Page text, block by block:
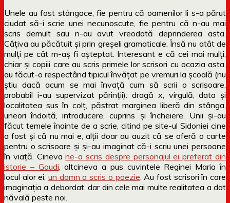
Unele au fost stângace, fie pentru că oamenilor li s-a părut
ciudat să-i scrie unei necunoscute, fie pentru că n-au mai
scris demult sau n-au avut vreodată deprinderea asta.
Câțiva au păcătuit și prin greșeli gramaticale. Însă nu atât de
mulți pe cât m-aș fi așteptat. Interesant e că cei mai mulți,
chiar și copiii care au scris primele lor scrisori cu ocazia asta,
au făcut-o respectând tipicul învățat pe vremuri la școală (nu
știu dacă acum se mai învață cum să scrii o scrisoare,
probabil i-au supervizat părinții): dragă x, virgulă, data și
localitatea sus în colț, păstrat marginea liberă din stânga,
uneori îndoită, introducere, cuprins și încheiere. Unii și-au
făcut temele înainte de a scrie, citind pe site-ul Sidoniei cine
a fost și că nu mai e, alții doar au auzit că se oferă o carte
pentru o scrisoare și și-au imaginat că-i scriu unei persoane
în viață. Cinevane-a scris despre personajul ei preferat din
istorie – Gaudi , altcineva a pus cuvintele Reginei Maria în
locul alor ei,un domn a scris o poezie . Au fost scrisori în care
imaginația a debordat, dar din cele mai multe realitatea a dat
năvală peste noi.